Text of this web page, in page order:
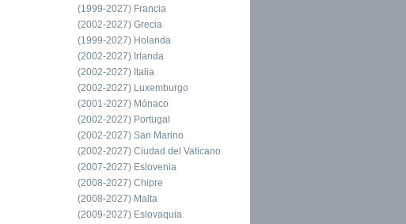
(1999-2027) Francia
(2002-2027) Grecia
(1999-2027) Holanda
(2002-2027) Irlanda
(2002-2027) Italia
(2002-2027) Luxemburgo
(2001-2027) Mónaco
(2002-2027) Portugal
(2002-2027) San Marino
(2002-2027) Ciudad del Vaticano
(2007-2027) Eslovenia
(2008-2027) Chipre
(2008-2027) Malta
(2009-2027) Eslovaquia